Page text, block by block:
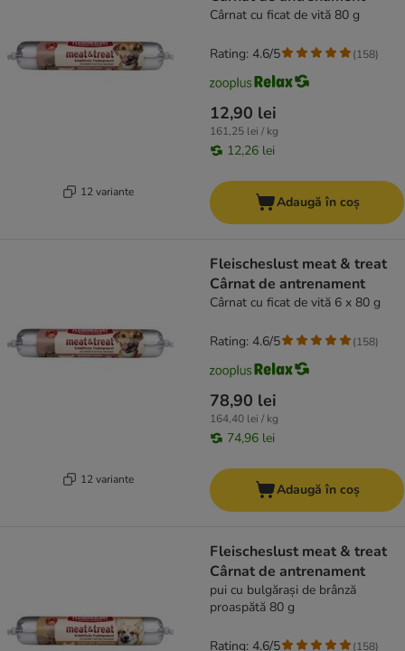
12 variante
Cârnat cu ficat de vită 80 g
12,90 lei
161,25 lei / kg
12,26 lei
Rating: 4.6/5 (158)
Adaugă în coș
12 variante
Fleischeslust meat & treat
Cârnat de antrenament
Cârnat cu ficat de vită 6 x 80 g
78,90 lei
164,40 lei / kg
74,96 lei
Rating: 4.6/5 (158)
Adaugă în coș
Fleischeslust meat & treat
Cârnat de antrenament
pui cu bulgărași de brânză
proaspătă 80 g
Rating: 4.6/5 (158)